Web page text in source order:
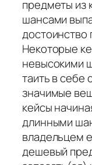
предметы из
шансами
достоинство
Некоторые
невысокими
таить в
значимые
кейсы
длинными
владельцем
дешевый